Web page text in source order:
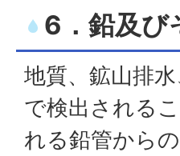
6．鉛及び
地質、鉱山排
で検出される
れる鉛管から